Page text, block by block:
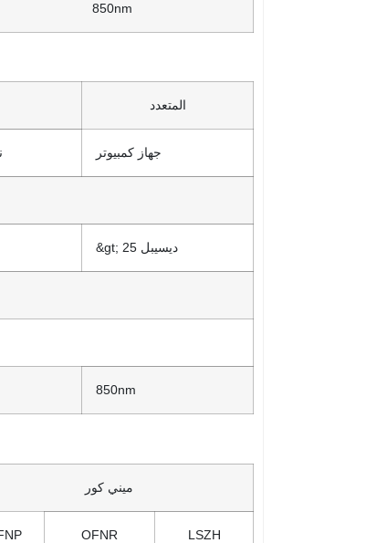
850nm
المتعدد
جهاز كمبيوتر
&gt; 25 ديسيبل
850nm
ميني كور
OFNR LSZH